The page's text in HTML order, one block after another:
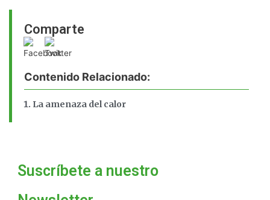
Comparte
Contenido Relacionado:
La amenaza del calor
Suscríbete a nuestro